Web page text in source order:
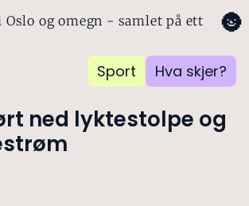
og omegn - samlet på ett
Sport Hva skjer?
🌚
ned lyktestolpe og